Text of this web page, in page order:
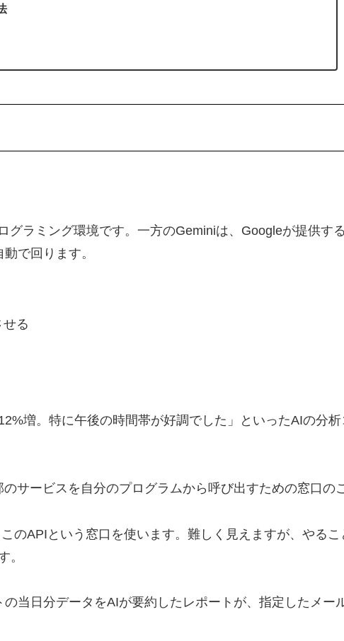
ラミング環境です。一方のGeminiは、Googleが提供す
で回ります。
る
増。特に午後の時間帯が好調でした」といったAIの分
のサービスを自分のプログラムから呼び出すための窓口の
のAPIという窓口を使います。難しく見えますが、やる
。
当日分データをAIが要約したレポートが、指定したメー